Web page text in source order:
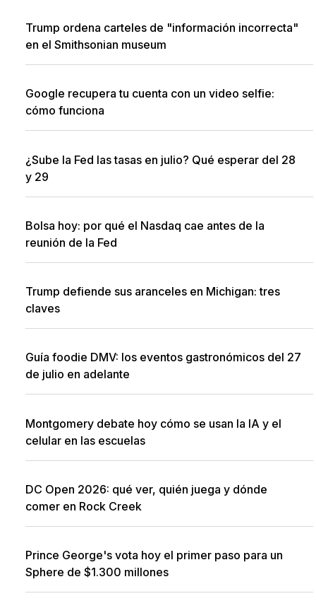
Trump ordena carteles de "información incorrecta"
en el Smithsonian museum
Google recupera tu cuenta con un video selfie:
cómo funciona
¿Sube la Fed las tasas en julio? Qué esperar del 28
y 29
Bolsa hoy: por qué el Nasdaq cae antes de la
reunión de la Fed
Trump defiende sus aranceles en Michigan: tres
claves
Guía foodie DMV: los eventos gastronómicos del 27
de julio en adelante
Montgomery debate hoy cómo se usan la IA y el
celular en las escuelas
DC Open 2026: qué ver, quién juega y dónde
comer en Rock Creek
Prince George's vota hoy el primer paso para un
Sphere de $1.300 millones